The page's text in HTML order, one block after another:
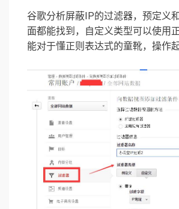
谷歌分析屏蔽IP的过滤器，预定义
面都能找到，自定义类型可以使用
能对于懂正则表达式的童靴，操作起